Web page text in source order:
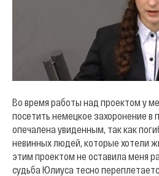
Во время работы над проектом у
посетить немецкое захоронение в
опечалена увиденным, так как
невинных людей, которые хотели
этим проектом не оставила меня
судьба Юлиуса тесно